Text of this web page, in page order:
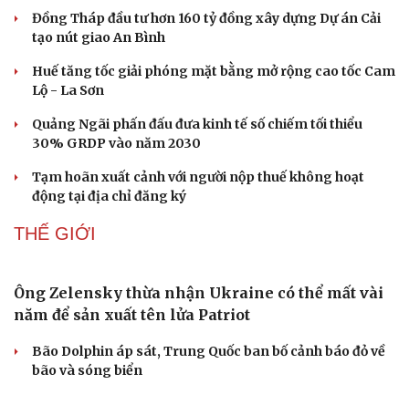
Đồng Tháp đầu tư hơn 160 tỷ đồng xây dựng Dự án Cải
tạo nút giao An Bình
Huế tăng tốc giải phóng mặt bằng mở rộng cao tốc Cam
Lộ - La Sơn
Quảng Ngãi phấn đấu đưa kinh tế số chiếm tối thiểu
30% GRDP vào năm 2030
Tạm hoãn xuất cảnh với người nộp thuế không hoạt
động tại địa chỉ đăng ký
THẾ GIỚI
Ông Zelensky thừa nhận Ukraine có thể mất vài
năm để sản xuất tên lửa Patriot
Bão Dolphin áp sát, Trung Quốc ban bố cảnh báo đỏ về
bão và sóng biển